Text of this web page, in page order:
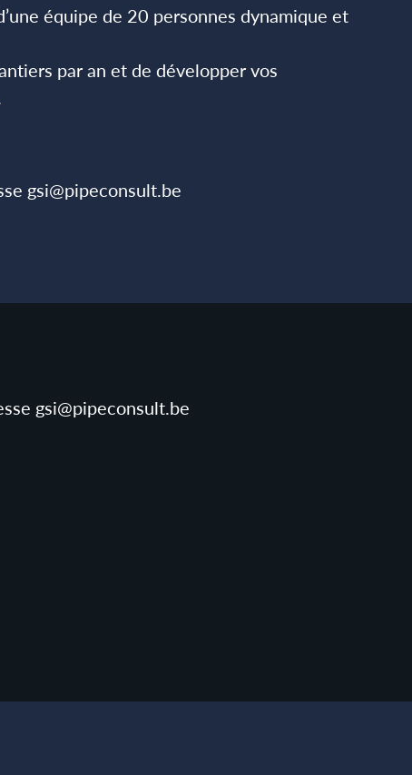
équipe de 20 personnes dynamique et
par an et de développer vos
gsi@pipeconsult.be
gsi@pipeconsult.be